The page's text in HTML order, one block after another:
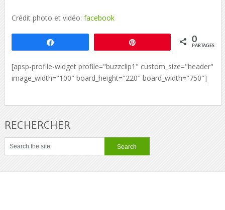
Crédit photo et vidéo: facebook
0
PARTAGES
[apsp-profile-widget profile="buzzclip1" custom_size="header"
image_width="100" board_height="220" board_width="750"]
RECHERCHER